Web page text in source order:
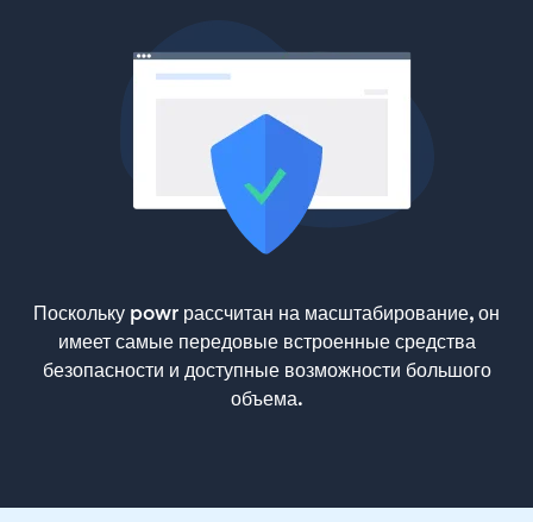
Поскольку powr рассчитан на масштабирование, он
имеет самые передовые встроенные средства
безопасности и доступные возможности большого
объема.